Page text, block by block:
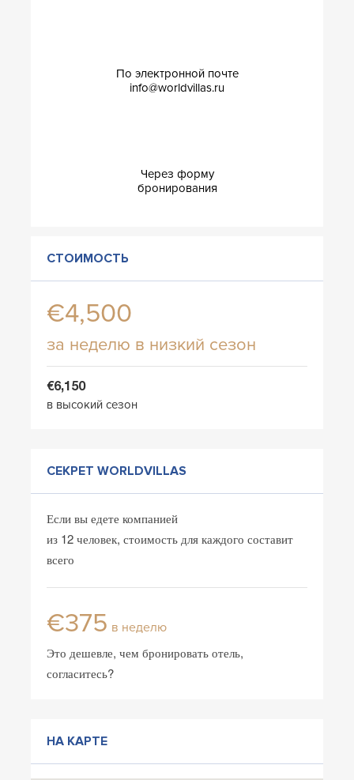
По электронной почте
info@worldvillas.ru
Через форму
бронирования
СТОИМОСТЬ
€4,500
за неделю в низкий сезон
€6,150
в высокий сезон
СЕКРЕТ WORLDVILLAS
Если вы едете компанией
из 12 человек, стоимость для каждого составит
всего
€375 в неделю
Это дешевле, чем бронировать отель,
согласитесь?
НА КАРТЕ